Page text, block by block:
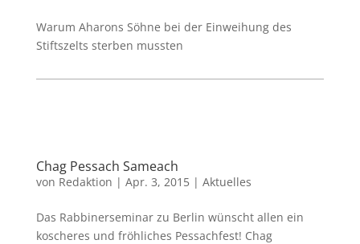
Warum Aharons Söhne bei der Einweihung des
Stiftszelts sterben mussten
Chag Pessach Sameach
von Redaktion | Apr. 3, 2015| Aktuelles
Das Rabbinerseminar zu Berlin wünscht allen ein
koscheres und fröhliches Pessachfest! Chag